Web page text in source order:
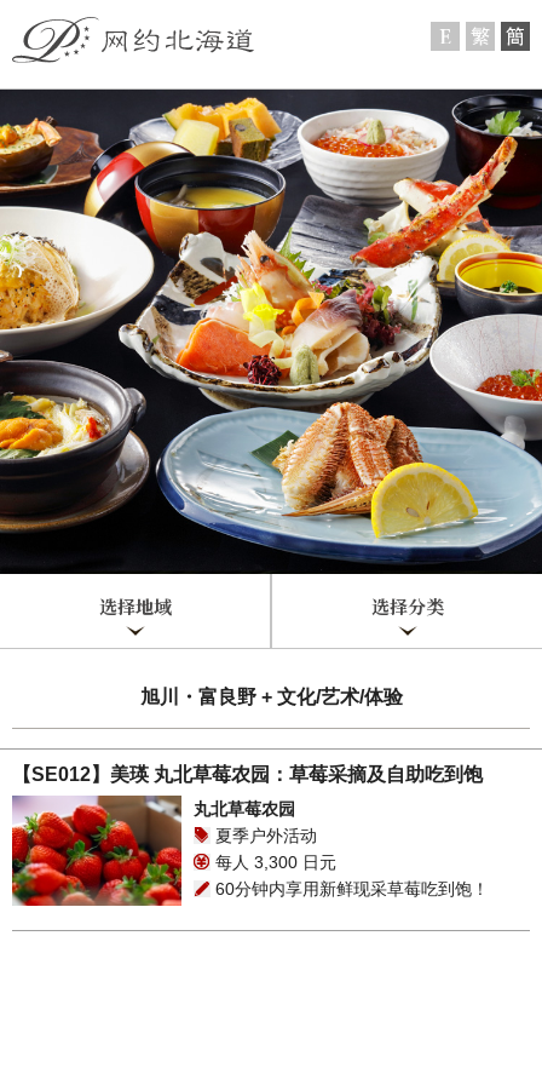
选择地域 选择分类
旭川・富良野 + 文化/艺术/体验
【SE012】美瑛 丸北草莓农园：草莓采摘及自助吃到饱
丸北草莓农园
夏季户外活动
每人 3,300 日元
60分钟内享用新鲜现采草莓吃到饱！